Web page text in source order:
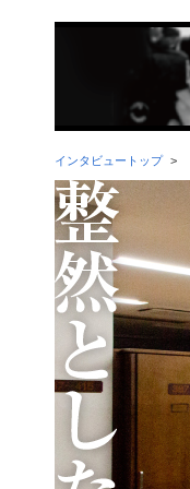
インタビュートップ >